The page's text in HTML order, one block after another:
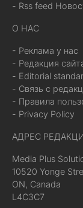
- Rss feed
О НАС
- Реклама у нас
- Редакция
- Editorial
- Связь с
- Правила
- Privacy Policy
АДРЕС
Media Plus
10520 Yonge
ON, Canada
L4C3C7